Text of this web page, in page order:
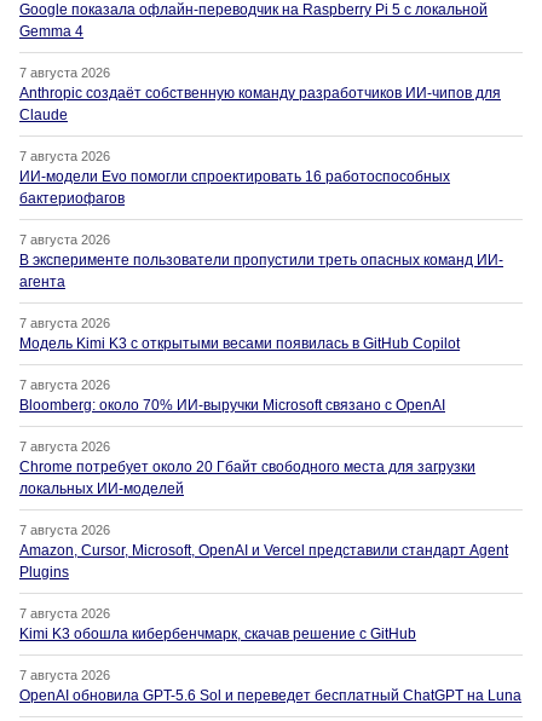
Google показала офлайн-переводчик на Raspberry Pi 5 с локальной
Gemma 4
7 августа 2026
Anthropic создаёт собственную команду разработчиков ИИ-чипов для
Claude
7 августа 2026
ИИ-модели Evo помогли спроектировать 16 работоспособных
бактериофагов
7 августа 2026
В эксперименте пользователи пропустили треть опасных команд ИИ-
агента
7 августа 2026
Модель Kimi K3 с открытыми весами появилась в GitHub Copilot
7 августа 2026
Bloomberg: около 70% ИИ-выручки Microsoft связано с OpenAI
7 августа 2026
Chrome потребует около 20 Гбайт свободного места для загрузки
локальных ИИ-моделей
7 августа 2026
Amazon, Cursor, Microsoft, OpenAI и Vercel представили стандарт Agent
Plugins
7 августа 2026
Kimi K3 обошла кибербенчмарк, скачав решение с GitHub
7 августа 2026
OpenAI обновила GPT-5.6 Sol и переведет бесплатный ChatGPT на Luna